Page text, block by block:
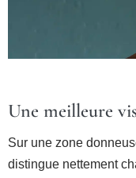
Une meilleure
Sur une zone
distingue nettement